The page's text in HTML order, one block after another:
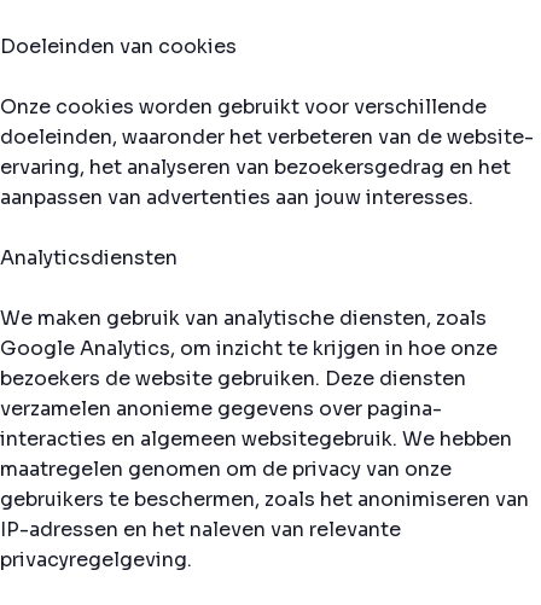
Doeleinden van cookies
Onze cookies worden gebruikt voor verschillende
doeleinden, waaronder het verbeteren van de website-
ervaring, het analyseren van bezoekersgedrag en het
aanpassen van advertenties aan jouw interesses.
Analyticsdiensten
We maken gebruik van analytische diensten, zoals
Google Analytics, om inzicht te krijgen in hoe onze
bezoekers de website gebruiken. Deze diensten
verzamelen anonieme gegevens over pagina-
interacties en algemeen websitegebruik. We hebben
maatregelen genomen om de privacy van onze
gebruikers te beschermen, zoals het anonimiseren van
IP-adressen en het naleven van relevante
privacyregelgeving.